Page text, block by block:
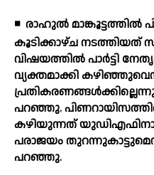
◾ രാഹുല്‍ മാങ്കൂട്ടത്തില്‍
കൂടിക്കാഴ്ച നടത്തിയത്
വിഷയത്തില്‍ പാര്‍ട്ടി
വ്യക്തമാക്കി
പറഞ്ഞു.
കഴിയുന്നത്
പരാജയം
പറഞ്ഞു.